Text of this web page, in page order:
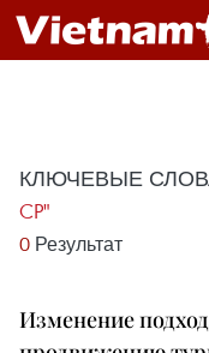
КЛЮЧЕВЫЕ
CP"
0 Результат
Изменение